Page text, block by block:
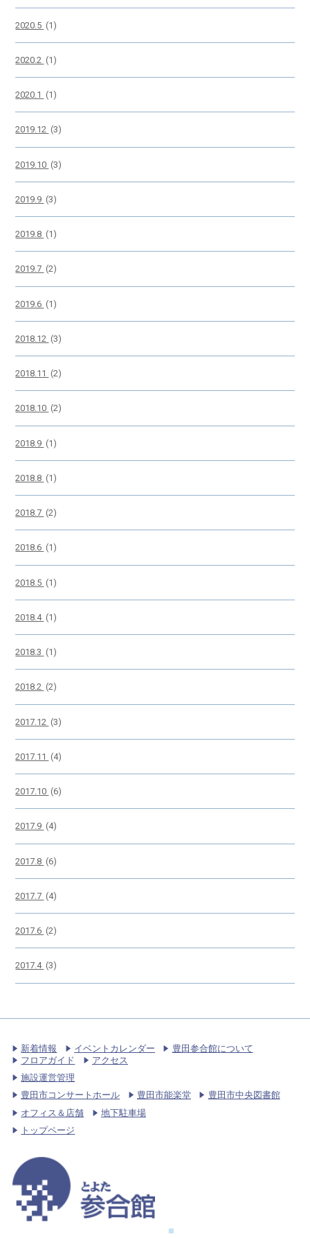
2020.5 (1)
2020.2 (1)
2020.1 (1)
2019.12 (3)
2019.10 (3)
2019.9 (3)
2019.8 (1)
2019.7 (2)
2019.6 (1)
2018.12 (3)
2018.11 (2)
2018.10 (2)
2018.9 (1)
2018.8 (1)
2018.7 (2)
2018.6 (1)
2018.5 (1)
2018.4 (1)
2018.3 (1)
2018.2 (2)
2017.12 (3)
2017.11 (4)
2017.10 (6)
2017.9 (4)
2017.8 (6)
2017.7 (4)
2017.6 (2)
2017.4 (3)
新着情報 イベントカレンダー
豊田参合館について
フロアガイド
アクセス
施設運営管理
豊田市コンサートホール
豊田市能楽堂
豊田市中央図書館
オフィス＆店舗
地下駐車場
トップページ